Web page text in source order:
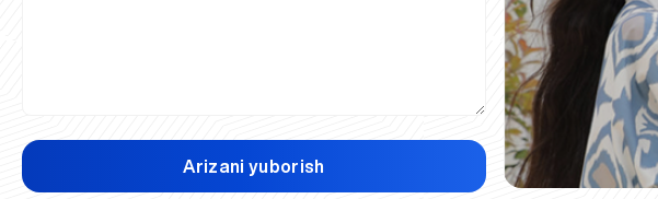
Arizani yuborish